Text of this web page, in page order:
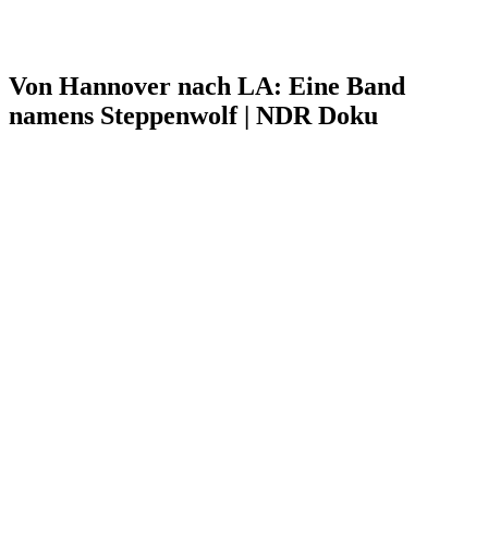
Von Hannover nach LA: Eine Band
namens Steppenwolf | NDR Doku